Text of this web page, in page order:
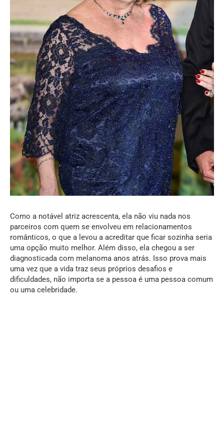
Como a notável atriz acrescenta, ela não viu nada nos
parceiros com quem se envolveu em relacionamentos
românticos, o que a levou a acreditar que ficar sozinha seria
uma opção muito melhor. Além disso, ela chegou a ser
diagnosticada com melanoma anos atrás. Isso prova mais
uma vez que a vida traz seus próprios desafios e
dificuldades, não importa se a pessoa é uma pessoa comum
ou uma celebridade.